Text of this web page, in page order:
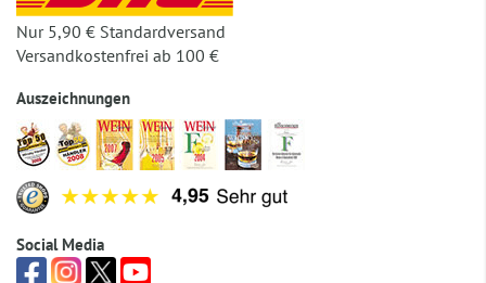
Nur 5,90 € Standardversand
Versandkostenfrei ab 100 €
Auszeichnungen
Social Media